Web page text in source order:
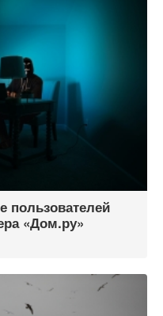
пользователей
«Дом.ру»